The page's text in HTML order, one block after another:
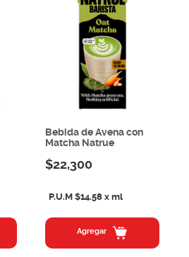
Bebida de Avena con
Matcha Natrue
$22,300
P.U.M $14.58 x ml
Agregar